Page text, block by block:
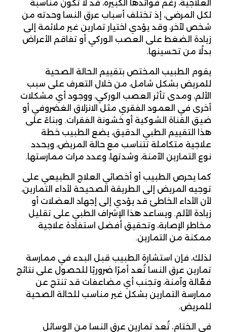
العلاجية، رغم فوائدها الكبيرة، قد لا تكون مناسبة
لكل المرضى، إذ تختلف أسباب عرق النسا وحدته من
شخص لآخر، وقد يؤدي اختيار تمارين غير ملائمة إلى
زيادة الضغط على العصب الوركي أو تفاقم الأعراض
بدلًا من تحسينها.
يقوم الطبيب المختص بتقييم الحالة الصحية
للمريض بشكل شامل، من خلال التعرف على سبب
الألم، ومدى تأثر العصب الوركي، ووجود أي مشكلات
أخرى في العمود الفقري مثل الانزلاق الغضروفي أو
ضيق القناة الشوكية أو خشونة الفقرات. وبناءً على
هذا التقييم الطبي الدقيق، يضع الطبيب خطة
علاجية متكاملة تتناسب مع حالة المريض، ويحدد
نوع التمارين الآمنة، وشدتها، وعدد مرات ممارستها.
كما يحرص الطبيب أو أخصائي العلاج الطبيعي على
توجيه المريض إلى الطريقة الصحيحة لأداء التمارين،
لأن الأداء الخاطئ قد يؤدي إلى إجهاد العضلات أو
زيادة الألم. ويساعد هذا الإشراف الطبي على تقليل
مخاطر الإصابة، وتحقيق أفضل استفادة علاجية
ممكنة من التمارين.
لذلك، فإن استشارة الطبيب قبل البدء في ممارسة
تمارين عرق النسا تُعد أمرًا ضروريًا للحصول على نتائج
فعّالة وآمنة، وتجنب أي مضاعفات قد تنتج عن
ممارسة التمارين بشكل غير مناسب للحالة الصحية
للمريض.
في الختام، تُعد تمارين عرق النسا من الوسائل